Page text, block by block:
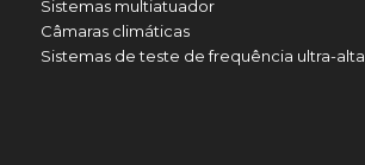
Sistemas multiatuador
Câmaras climáticas
Sistemas de teste de frequência ultra-alta